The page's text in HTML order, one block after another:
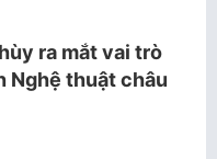
ra mắt vai trò
Nghệ thuật châu